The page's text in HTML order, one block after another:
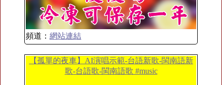
頻道： 網站連結
【孤單的夜車】AI演唱示範-台語新歌-閩南語新
歌-台語歌-閩南語歌 #music